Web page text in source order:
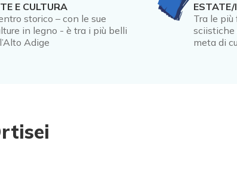
E CULTURA
storico – con le sue
in legno - è tra i più belli
Adige
ESTATE/
Tra le
sciistiche
meta di